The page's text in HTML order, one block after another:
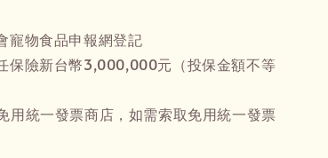
寵物食品申報網登記
保險新台幣3,000,000元（投保金額不等
用統一發票商店，如需索取免用統一發票